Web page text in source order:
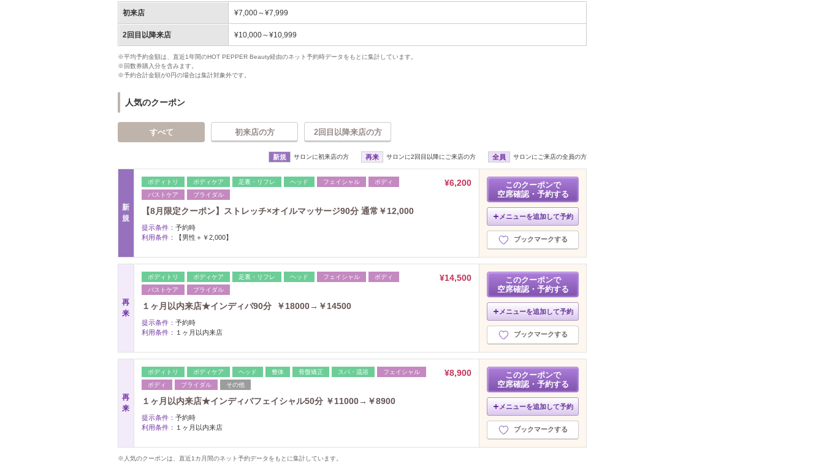
初来店 ¥7,000～¥7,999
2回目以降来店 ¥10,000～¥10,999
※平均予約金額は、直近1年間のHOT PEPPER Beauty経由のネット予約時データをもとに集計しています。
※回数券購入分を含みます。
※予約合計金額が0円の場合は集計対象外です。
人気のクーポン
すべて 初来店の方 2回目以降来店の方
新規 サロンに初来店の方 再来 サロンに2回目以降にご来店の方 全員 サロンにご来店の全員の方
新
規
ボディトリ ボディケア 足裏・リフレ ヘッド フェイシャル
ボディ
バストケア
ブライダル
¥6,200
【8月限定クーポン】ストレッチ×オイルマッサージ90分 通常￥12,000
提示条件： 予約時
利用条件：
【男性＋￥2,000】
このクーポンで
空席確認・予約する
メニューを追加して予約
ブックマークする
再
来
ボディトリ ボディケア 足裏・リフレ ヘッド フェイシャル
ボディ
バストケア
ブライダル
¥14,500
１ヶ月以内来店★インディバ90分 ￥18000→￥14500
提示条件： 予約時
利用条件：
１ヶ月以内来店
このクーポンで
空席確認・予約する
メニューを追加して予約
ブックマークする
再
来
ボディトリ ボディケア ヘッド 整体 骨盤矯正 スパ・温浴
フェイシャル
ボディ
ブライダル その他
¥8,900
１ヶ月以内来店★インディバフェイシャル50分 ￥11000→￥8900
提示条件： 予約時
利用条件：
１ヶ月以内来店
このクーポンで
空席確認・予約する
メニューを追加して予約
ブックマークする
※人気のクーポンは、直近1カ月間のネット予約データをもとに集計しています。